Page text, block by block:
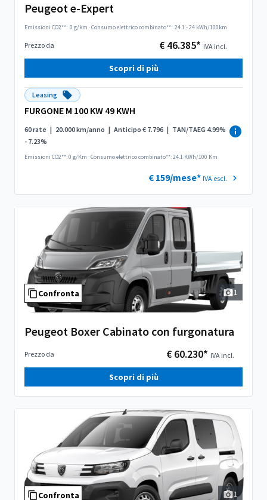
Peugeot e-Expert
Emissioni CO2**: 0 g/km ·Consumo elettrico combinato**: 24.1 - 24 kWh/100km
Prezzo da € 46.385* IVA incl.
Scopri di più
Leasing
FURGONE M 100 KW 49 KWH
60 rate | 20.000 km/anno | Anticipo € 7.796 | TAN/TAEG 4.99%
- 7.23%
Emissioni CO2**: 0 g/Km ·Consumo elettrico combinato**: 24.1 KWh/100 Km
€ 159/mese* IVA escl.
Confronta 1
Peugeot Boxer Cabinato con furgonatura
Prezzo da € 60.230* IVA incl.
Scopri di più
Confronta 1